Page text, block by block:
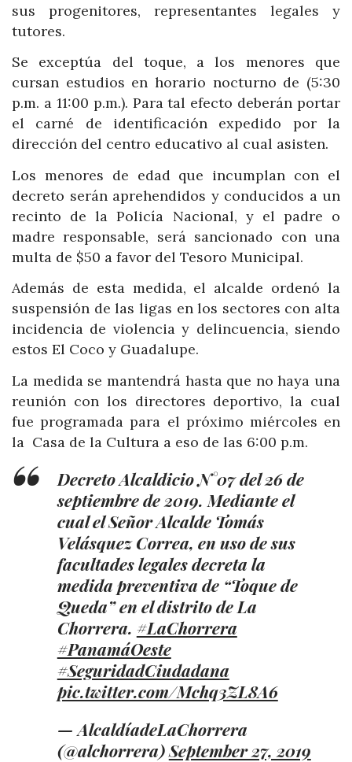
sus progenitores, representantes legales y
tutores.
Se exceptúa del toque, a los menores que
cursan estudios en horario nocturno de (5:30
p.m. a 11:00 p.m.). Para tal efecto deberán portar
el carné de identificación expedido por la
dirección del centro educativo al cual asisten.
Los menores de edad que incumplan con el
decreto serán aprehendidos y conducidos a un
recinto de la Policía Nacional, y el padre o
madre responsable, será sancionado con una
multa de $50 a favor del Tesoro Municipal.
Además de esta medida, el alcalde ordenó la
suspensión de las ligas en los sectores con alta
incidencia de violencia y delincuencia, siendo
estos El Coco y Guadalupe.
La medida se mantendrá hasta que no haya una
reunión con los directores deportivo, la cual
fue programada para el próximo miércoles en
la Casa de la Cultura a eso de las 6:00 p.m.
Decreto Alcaldicio N°07 del 26 de
septiembre de 2019. Mediante el
cual el Señor Alcalde Tomás
Velásquez Correa, en uso de sus
facultades legales decreta la
medida preventiva de “Toque de
Queda” en el distrito de La
Chorrera. #LaChorrera
#PanamáOeste
#SeguridadCiudadana
pic.twitter.com/Mchq3ZL8A6
— AlcaldíadeLaChorrera
(@alchorrera)September 27, 2019